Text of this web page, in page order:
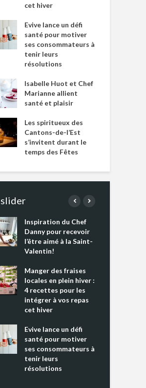
cet hiver
Evive lance un défi
santé pour motiver
ses consommateurs à
tenir leurs
résolutions
Isabelle Huot et Chef
Marianne allient
santé et plaisir
Les spiritueux des
Cantons-de-l’Est
s’invitent durant le
temps des Fêtes
Inspiration du Chef
Danny pour recevoir
l’être aimé à la Saint-
Valentin!
Manger des fraises
locales en plein hiver :
4 recettes pour les
intégrer à vos repas
cet hiver
Evive lance un défi
santé pour motiver
ses consommateurs à
tenir leurs
résolutions